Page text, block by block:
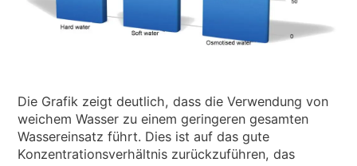
Die Grafik zeigt deutlich, dass die Verwendung von
weichem Wasser zu einem geringeren gesamten
Wassereinsatz führt. Dies ist auf das gute
Konzentrationsverhältnis zurückzuführen, das